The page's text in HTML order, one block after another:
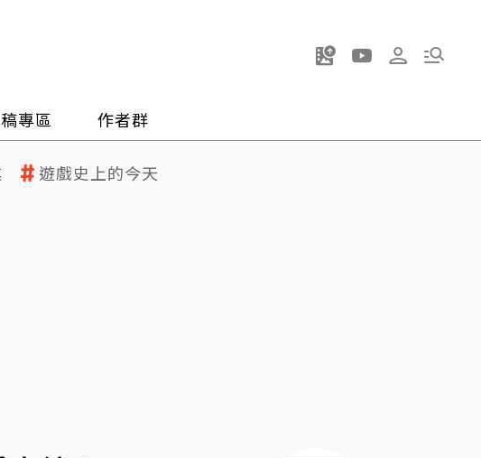
專區 作者群
遊戲史上的今天